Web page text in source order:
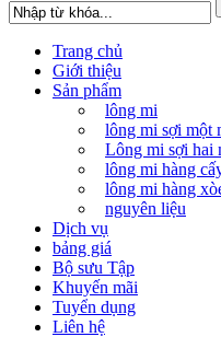
Trang chủ
Giới thiệu
Sản phẩm
lông mi
lông mi sợi một
Lông mi sợi hai
lông mi hàng
lông mi hàng
nguyên liệu
Dịch vụ
bảng giá
Bộ sưu Tập
Khuyến mãi
Tuyển dụng
Liên hệ